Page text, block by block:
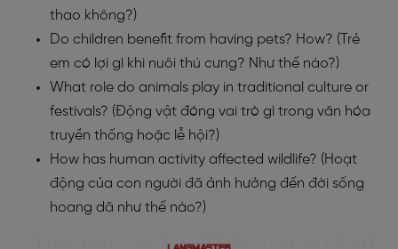
thao không?)
Do children benefit from having pets? How? (Trẻ
em có lợi gì khi nuôi thú cưng? Như thế nào?)
What role do animals play in traditional culture or
festivals? (Động vật đóng vai trò gì trong văn hóa
truyền thống hoặc lễ hội?)
How has human activity affected wildlife? (Hoạt
động của con người đã ảnh hưởng đến đời sống
hoang dã như thế nào?)